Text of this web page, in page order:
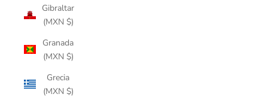
Gibraltar
(MXN $)
Granada
(MXN $)
Grecia
(MXN $)